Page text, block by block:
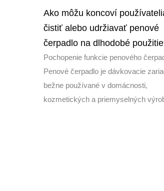
Ako môžu koncoví
čistiť alebo udržiavať penové
čerpadlo na dlhodobé
Pochopenie funkcie penového
Penové čerpadlo je dávkovacie
bežne používané v domácnosti,
kozmetických a priemyselných